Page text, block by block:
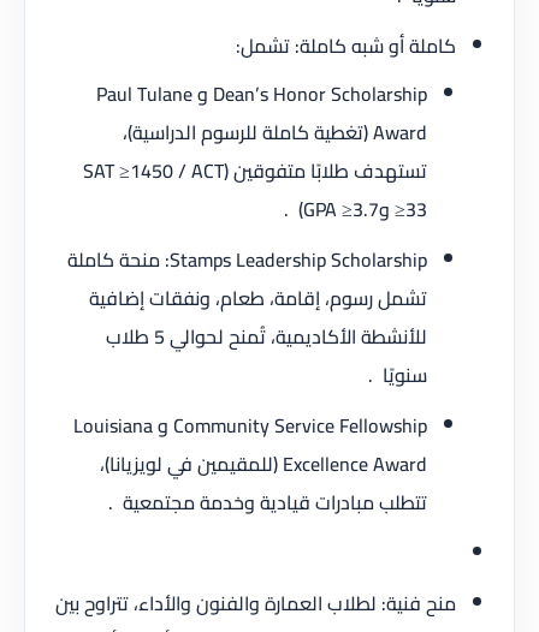
كاملة أو شبه كاملة: تشمل:
Dean’s Honor Scholarship و Paul Tulane
Award (تغطية كاملة للرسوم الدراسية)،
تستهدف طلابًا متفوقين (SAT ≥1450 / ACT
≥33 وGPA ≥3.7) .
Stamps Leadership Scholarship: منحة كاملة
تشمل رسوم، إقامة، طعام، ونفقات إضافية
للأنشطة الأكاديمية، تُمنح لحوالي 5 طلاب
سنويًا .
Community Service Fellowship و Louisiana
Excellence Award (للمقيمين في لويزيانا)،
تتطلب مبادرات قيادية وخدمة مجتمعية .
منح فنية: لطلاب العمارة والفنون والأداء، تتراوح بين